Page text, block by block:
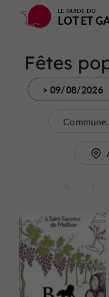
LE GUIDE DU
LOT ET
Fêtes
> 09/08/2026